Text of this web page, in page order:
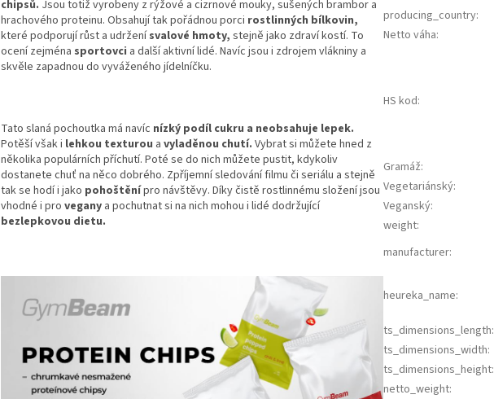
chipsů. Jsou totiž vyrobeny z rýžové a cizrnové mouky, sušených brambor a
hrachového proteinu. Obsahují tak pořádnou porci rostlinných bílkovin,
které podporují růst a udrženísvalové hmoty, stejně jako zdraví kostí. To
ocení zejména sportovci a další aktivní lidé. Navíc jsou i zdrojem vlákniny a
skvěle zapadnou do vyváženého jídelníčku.
Tato slaná pochoutka má navíc nízký podíl cukru a neobsahuje lepek.
Potěší však i lehkou texturou a vyladěnou chutí. Vybrat si můžete hned z
několika populárních příchutí. Poté se do nich můžete pustit, kdykoliv
dostanete chuť na něco dobrého. Zpříjemní sledování filmu či seriálu a stejně
tak se hodí i jako pohoštěnípro návštěvy. Díky čistě rostlinnému složení jsou
vhodné i pro vegany a pochutnat si na nich mohou i lidé dodržující
bezlepkovou dietu.
producing_country:
Netto váha:
HS kod:
Gramáž:
Vegetariánský:
Veganský:
weight:
manufacturer:
heureka_name:
ts_dimensions_length:
ts_dimensions_width:
ts_dimensions_height:
netto_weight: